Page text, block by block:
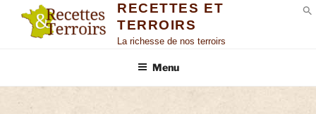
RECETTES ET
TERROIRS
La richesse de nos terroirs
Menu